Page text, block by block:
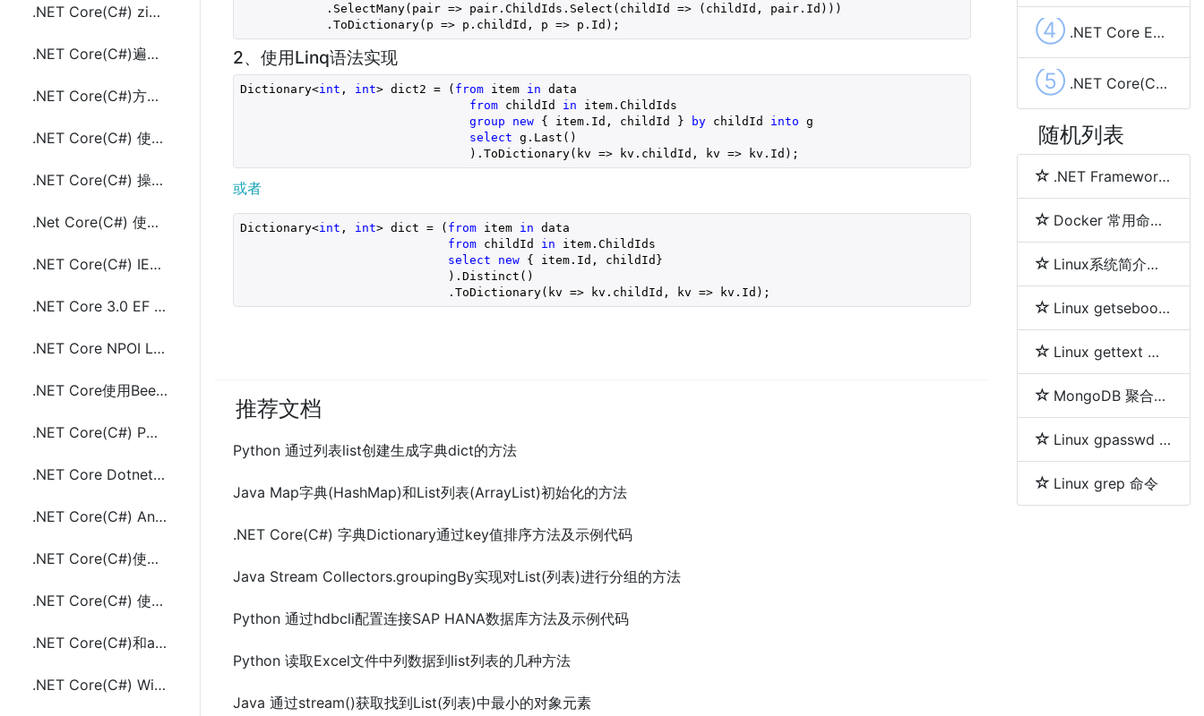
.NET Core(C#) zip unzip压缩解压.zip包文件及文件夹
.NET Core(C#)遍历字典(Dictionary<TKey,TValue>)常用方法及示例代码
.NET Core(C#)方法返回多个的值方法及示例代码
.NET Core(C#) 使用sha256和sha512计算文件哈希值(hash)
.NET Core(C#) 操作selenium(Chrome)对网页截完整页面长图的方法及示例代码
.Net Core(C#) 使用StackTrace或StackFrame获取方法的调用者方法所在类的类名
.NET Core(C#) IEqualityComparer<in T>接口的使用方法及示例代码
.NET Core 3.0 EF Core使用include外键条件过滤的方法
.NET Core NPOI Linux上配置使用及生成Word和Excel文件示例代码
.NET Core使用BeetleX.ConcurrentTest进行Web API并发压力测试
.NET Core(C#) POST JSON数据和Form表单的方法及示例代码
.NET Core DotnetSpider简单实现爬取页面示例代码
.NET Core(C#) AngleSharp 解析百度和谷歌搜索结果html(链接、标题、描述)
.NET Core(C#)使用AngleSharp下载网页源码及资源文件(html,css,js,jpg等图片)
.NET Core(C#) 使用AngleSharp生成自动缩进格式化的html方法
.NET Core(C#)和aes.js实现AES(Crypto)加密和解密的示例代码
.NET Core(C#) Windows和Linux上重新宽带拨号(PPPoE)实现换IP的方法及示例代码
            .SelectMany(pair => pair.ChildIds.Select(childId => (childId, pair.Id)))
            .ToDictionary(p => p.childId, p => p.Id);
2、使用Linq语法实现
Dictionary<int , int> dict2 = ( from item in data
from childId in item.ChildIds
group
new { item.Id, childId } by childId into g
select g.Last()
                                ).ToDictionary(kv => kv.childId, kv => kv.Id);
或者
Dictionary<int , int> dict = ( from item in data
from childId in item.ChildIds
select
new { item.Id, childId}
                             ).Distinct()
推荐文档
Python 通过列表list创建生成字典dict的方法
Java Map字典(HashMap)和List列表(ArrayList)初始化的方法
.NET Core(C#) 字典Dictionary通过key值排序方法及示例代码
Java Stream Collectors.groupingBy实现对List(列表)进行分组的方法
Python 通过hdbcli配置连接SAP HANA数据库方法及示例代码
Python 读取Excel文件中列数据到list列表的几种方法
Java 通过stream()获取找到List(列表)中最小的对象元素
④ .NET Core EF Core实现left join查询
⑤ .NET Core(C#) System.Timers.Timer使用实现定时任务及示例代码
随机列表
.NET Framework、.NET Core、.NET 5、.NET 6和.NET 7 简介及区别
Docker 常用命令详解
Linux系统简介及各发行版之间区别
Linux getsebool 命令
Linux gettext 命令
MongoDB 聚合分组等及删除重复数据的方法
Linux gpasswd 命令
Linux grep 命令